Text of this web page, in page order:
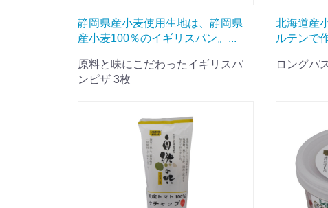
静岡県産小麦使用生地は、静岡県
産小麦100％のイギリスパン。...
原料と味にこだわったイギリスパ
ンピザ 3枚
北海道産
ルテンで
ロングパ